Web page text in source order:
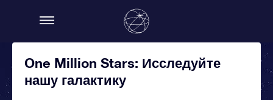
One Million Stars: Исследуйте
нашу галактику